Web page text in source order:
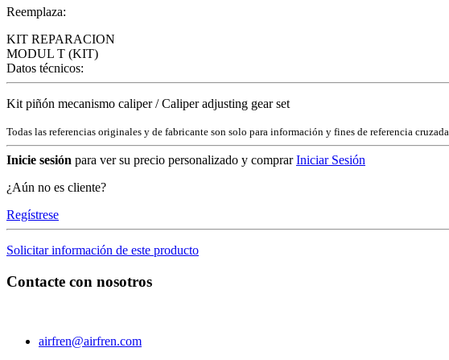
Reemplaza:
KIT REPARACION
MODUL T (KIT)
Datos técnicos:
Kit piñón mecanismo caliper / Caliper adjusting gear set
Todas las referencias originales y de fabricante son solo para información y fines de referencia cruzada.
Inicie sesión para ver su precio personalizado y comprar Iniciar Sesión
¿Aún no es cliente?
Regístrese
Solicitar información de este producto
Contacte con nosotros
airfren@airfren.com